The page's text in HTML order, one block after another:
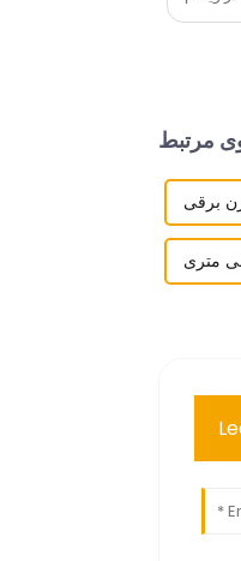
مرتبط
برقی